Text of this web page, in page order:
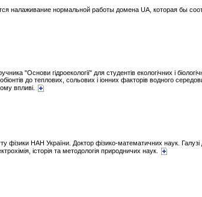
налаживание нормальной работы домена UA, которая бы
"Основи гідроекології" для студентів екологічних і
до теплових, сольових і іонних факторів водного
впливі.
фізики НАН України. Доктор фізико-математичних наук. Галузі
історія та методологія природничих наук.